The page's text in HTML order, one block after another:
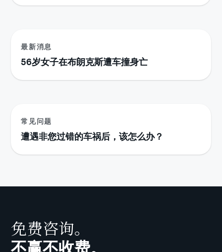
最新消息
56岁女子在布朗克斯遭车撞身亡
常见问题
遭遇非您过错的车祸后，该怎么办？
免费咨询。
不赢不收费。